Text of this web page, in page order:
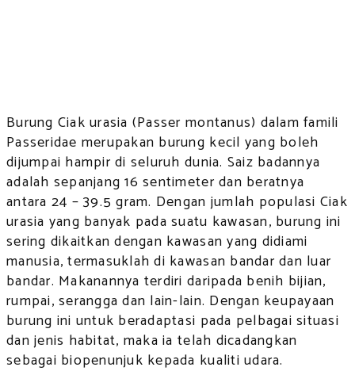
Burung Ciak urasia (Passer montanus) dalam famili
Passeridae merupakan burung kecil yang boleh
dijumpai hampir di seluruh dunia. Saiz badannya
adalah sepanjang 16 sentimeter dan beratnya
antara 24 – 39.5 gram. Dengan jumlah populasi Ciak
urasia yang banyak pada suatu kawasan, burung ini
sering dikaitkan dengan kawasan yang didiami
manusia, termasuklah di kawasan bandar dan luar
bandar. Makanannya terdiri daripada benih bijian,
rumpai, serangga dan lain-lain. Dengan keupayaan
burung ini untuk beradaptasi pada pelbagai situasi
dan jenis habitat, maka ia telah dicadangkan
sebagai biopenunjuk kepada kualiti udara.